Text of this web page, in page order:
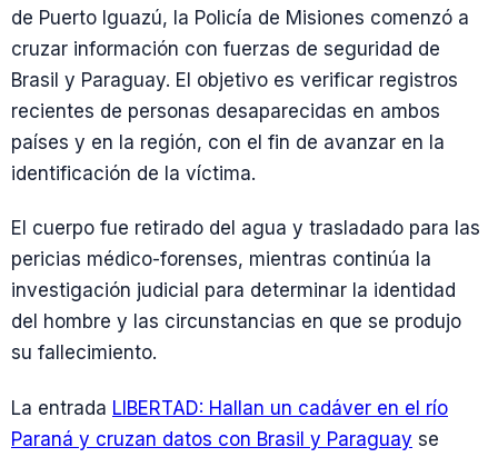
de Puerto Iguazú, la Policía de Misiones comenzó a
cruzar información con fuerzas de seguridad de
Brasil y Paraguay. El objetivo es verificar registros
recientes de personas desaparecidas en ambos
países y en la región, con el fin de avanzar en la
identificación de la víctima.
El cuerpo fue retirado del agua y trasladado para las
pericias médico-forenses, mientras continúa la
investigación judicial para determinar la identidad
del hombre y las circunstancias en que se produjo
su fallecimiento.
La entrada LIBERTAD: Hallan un cadáver en el río
Paraná y cruzan datos con Brasil y Paraguay se